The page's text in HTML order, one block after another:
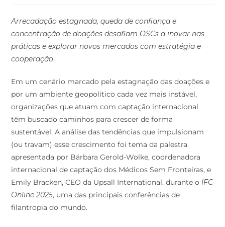
concentração de doações desafiam OSCs a inovar nas
práticas e explorar novos mercados com estratégia e
cooperação
por um ambiente geopolítico cada vez mais instável,
organizações que atuam com captação internacional
têm buscado caminhos para crescer de forma
sustentável. A análise das tendências que impulsionam
(ou travam) esse crescimento foi tema da palestra
apresentada por Bárbara Gerold-Wolke, coordenadora
internacional de captação dos Médicos Sem Fronteiras, e
Emily Bracken, CEO da Upsall International, durante oIFC
Online 2025, uma das principais conferências de
filantropia do mundo.